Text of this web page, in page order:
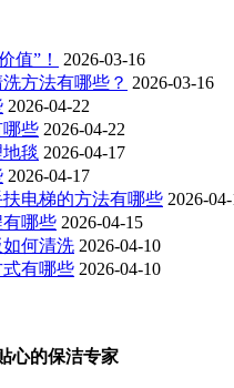
值”！
2026-03-16
方法有哪些？ 2026-03-16
2026-04-22
些 2026-04-22
毯 2026-04-17
2026-04-17
电梯的方法有哪些 2026-
哪些 2026-04-15
何清洗 2026-04-10
有哪些 2026-04-10
心的保洁专家